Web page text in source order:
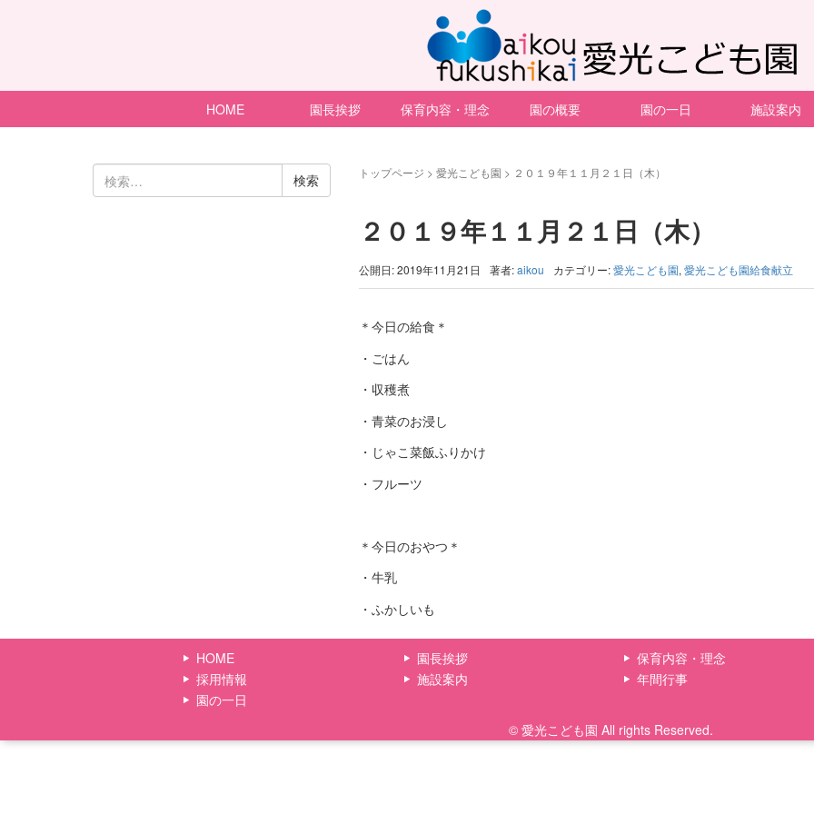
HOME 園長挨拶 保育内容・理念 園の概要 園の一日 施設案内
トップページ > 愛光こども園 > ２０１９年１１月２１日（木）
２０１９年１１月２１日（木）
公開日: 2019年11月21日 著者:aikou カテゴリー:愛光こども園, 愛光こども園給食献立
＊今日の給食＊
・ごはん
・収穫煮
・青菜のお浸し
・じゃこ菜飯ふりかけ
・フルーツ
＊今日のおやつ＊
・牛乳
・ふかしいも
検
索:
HOME
採用情報
園の一日
園長挨拶
施設案内
保育内容・理念
年間行事
© 愛光こども園 All rights Reserved.